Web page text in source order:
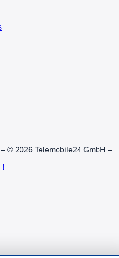
© 2026 Telemobile24 GmbH –
!